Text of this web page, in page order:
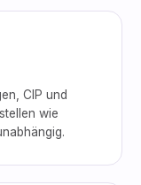
CIP und
wie